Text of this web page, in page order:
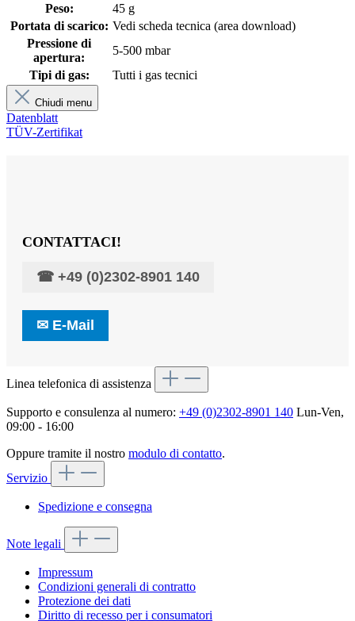
Peso:
45 g
Portata di scarico: Vedi scheda tecnica (area download)
Pressione di
apertura:
5-500 mbar
Tipi di gas:
Tutti i gas tecnici
Chiudi menu
Datenblatt
TÜV-Zertifikat
CONTATTACI!
☎ +49 (0)2302-8901 140
✉ E-Mail
Linea telefonica di assistenza
Supporto e consulenza al numero: +49 (0)2302-8901 140 Lun-Ven,
09:00 - 16:00
Oppure tramite il nostro modulo di contatto.
Servizio
Spedizione e consegna
Note legali
Impressum
Condizioni generali di contratto
Protezione dei dati
Diritto di recesso per i consumatori